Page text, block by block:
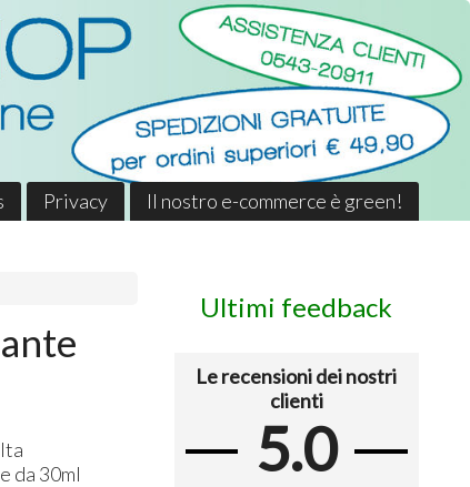
Privacy Il nostro e-commerce è green!
da 30ml
Ultimi feedback
Le recensioni dei nostri
clienti
5.0